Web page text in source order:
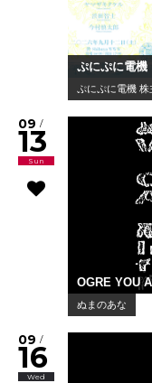
ぷにぷに電機
ぷにぷに電機 株
09 /
13
Sun
OGRE YOU
ぬまのあな
09 /
16
Wed